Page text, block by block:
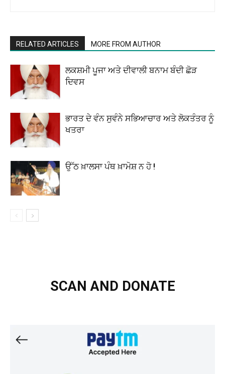
RELATED ARTICLES MORE FROM AUTHOR
ਲਕਸ਼ਮੀ ਪੂਜਾ ਅਤੇ ਦੀਵਾਲੀ ਬਨਾਮ ਬੰਦੀ ਛੋੜ
ਦਿਵਸ
ਭਾਰਤ ਦੇ ਵੰਨ ਸੁਵੰਨੇ ਸਭਿਆਚਾਰ ਅਤੇ ਲੋਕਤੰਤਰ ਨੂੰ
ਖਤਰਾ
ਉੱਠ ਖ਼ਾਲਸਾ ਪੰਥ ਖ਼ਾਮੋਸ਼ ਨ ਹੋ !
SCAN AND DONATE